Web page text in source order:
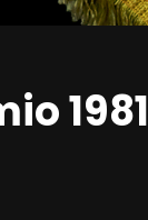
1981